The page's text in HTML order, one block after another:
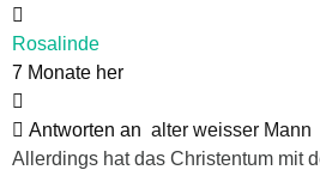
Rosalinde
7 Monate her
Antworten an alter weisser Mann
Allerdings hat das Christentum mit